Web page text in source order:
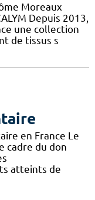
Moreaux
Depuis 2013,
une collection
de tissus s
en France Le
cadre du don
atteints de